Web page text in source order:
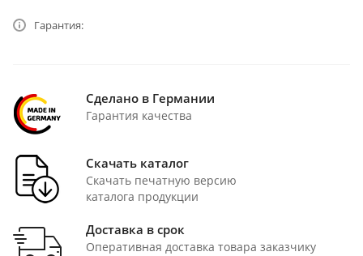
Гарантия:
Сделано в Германии
Гарантия качества
Скачать каталог
Скачать печатную версию
каталога продукции
Доставка в срок
Оперативная доставка товара заказчику